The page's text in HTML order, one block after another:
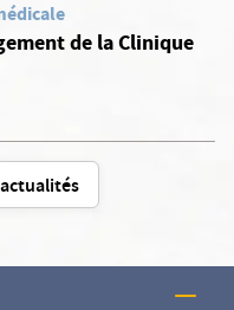
de la Clinique